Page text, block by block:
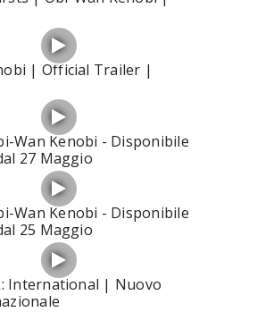
| Official Trailer |
Wan Kenobi - Disponibile
27 Maggio
Wan Kenobi - Disponibile
25 Maggio
International | Nuovo